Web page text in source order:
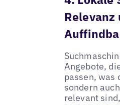
Relevanz
Angebote,
passen, was
sondern
relevant